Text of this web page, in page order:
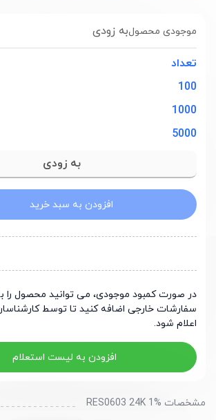
به زودیموجودی محصول
تعداد
100
1000
5000
افزودن به سبد خرید
در صورت کمبود موجودی، می توانید محصول را
سفارشات خارجی اضافه کنید تا توسط
اعلام شود.
افزودن به لیست استعلام
مشخصات RES0603 24K 1%